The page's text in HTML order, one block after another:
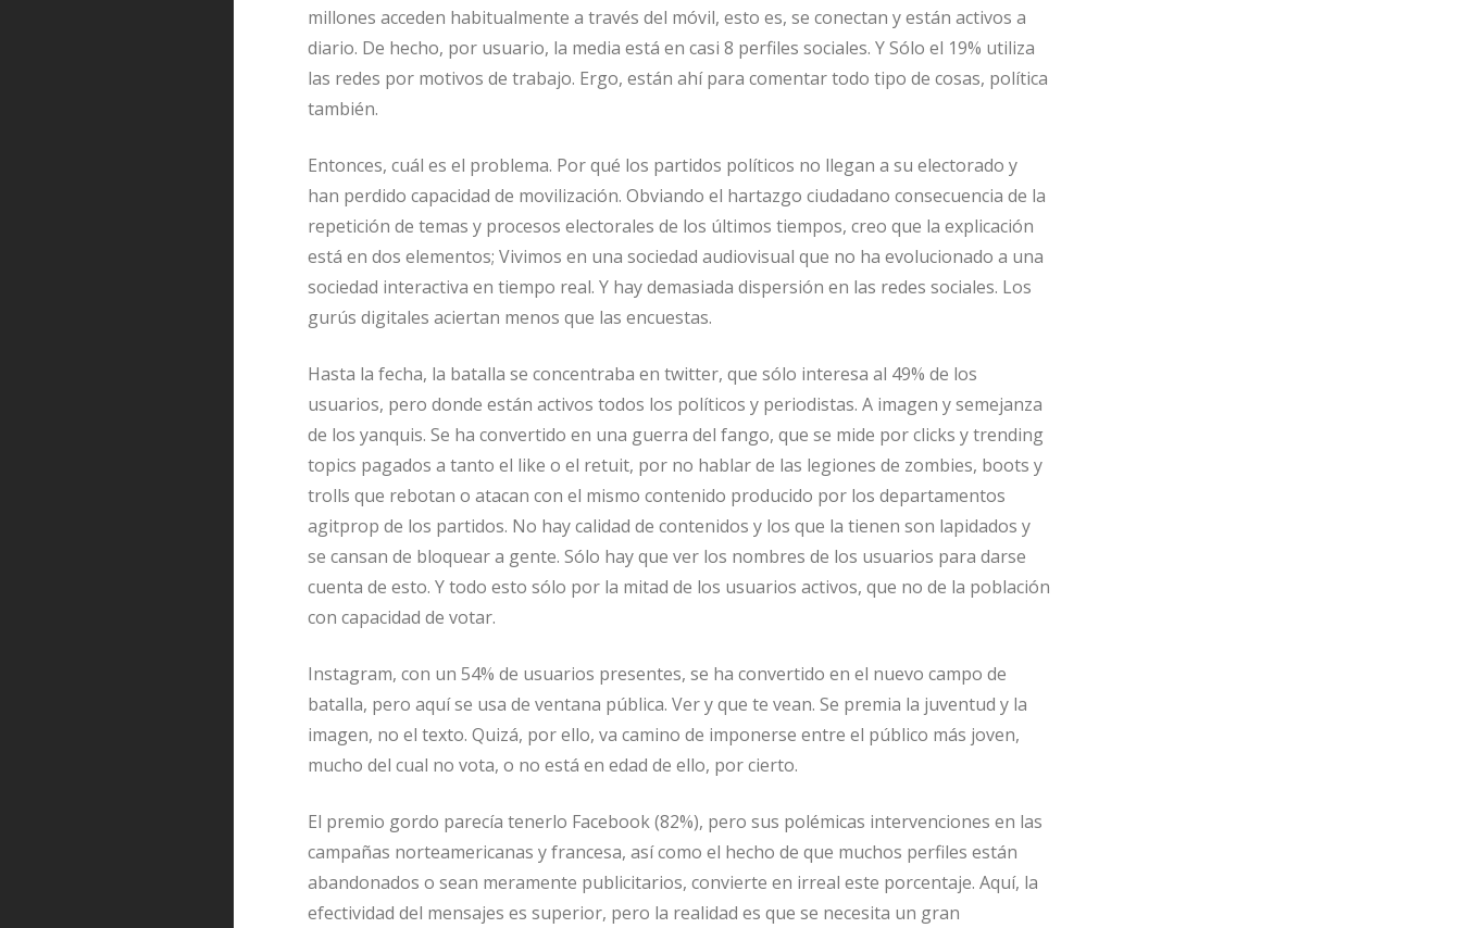
millones acceden habitualmente a través del móvil, esto es, se conectan y están activos a
diario. De hecho, por usuario, la media está en casi 8 perfiles sociales. Y Sólo el 19% utiliza
las redes por motivos de trabajo. Ergo, están ahí para comentar todo tipo de cosas, política
también.
Entonces, cuál es el problema. Por qué los partidos políticos no llegan a su electorado y
han perdido capacidad de movilización. Obviando el hartazgo ciudadano consecuencia de la
repetición de temas y procesos electorales de los últimos tiempos, creo que la explicación
está en dos elementos; Vivimos en una sociedad audiovisual que no ha evolucionado a una
sociedad interactiva en tiempo real. Y hay demasiada dispersión en las redes sociales. Los
gurús digitales aciertan menos que las encuestas.
Hasta la fecha, la batalla se concentraba en twitter, que sólo interesa al 49% de los
usuarios, pero donde están activos todos los políticos y periodistas. A imagen y semejanza
de los yanquis. Se ha convertido en una guerra del fango, que se mide por clicks y trending
topics pagados a tanto el like o el retuit, por no hablar de las legiones de zombies, boots y
trolls que rebotan o atacan con el mismo contenido producido por los departamentos
agitprop de los partidos. No hay calidad de contenidos y los que la tienen son lapidados y
se cansan de bloquear a gente. Sólo hay que ver los nombres de los usuarios para darse
cuenta de esto. Y todo esto sólo por la mitad de los usuarios activos, que no de la población
con capacidad de votar.
Instagram, con un 54% de usuarios presentes, se ha convertido en el nuevo campo de
batalla, pero aquí se usa de ventana pública. Ver y que te vean. Se premia la juventud y la
imagen, no el texto. Quizá, por ello, va camino de imponerse entre el público más joven,
mucho del cual no vota, o no está en edad de ello, por cierto.
El premio gordo parecía tenerlo Facebook (82%), pero sus polémicas intervenciones en las
campañas norteamericanas y francesa, así como el hecho de que muchos perfiles están
abandonados o sean meramente publicitarios, convierte en irreal este porcentaje. Aquí, la
efectividad del mensajes es superior, pero la realidad es que se necesita un gran